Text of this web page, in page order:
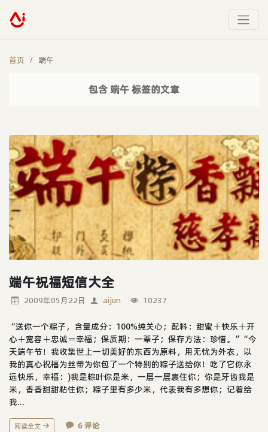
首页 端午
包含 端午 标签的文章
端午祝福短信大全
2009年05月22日 aijun 10237
“送你一个粽子，含量成分：100%纯关心；配料：甜蜜＋快乐＋开
心＋宽容＋忠诚＝幸福；保质期：一辈子；保存方法：珍惜。”“今
天端午节！我收集世上一切美好的东西为原料，用无忧为外衣，以
我的真心祝福为丝带为你包了一个特别的粽子送给你！吃了它你永
远快乐，幸福：)我是粽叶你是米，一层一层裹住你；你是牙齿我是
米，香香甜甜粘住你；粽子里有多少米，代表我有多想你；记着给
我...
阅读全文 6 评论